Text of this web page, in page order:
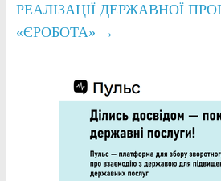
РЕАЛІЗАЦІЇ ДЕРЖАВНОЇ
«ЄРОБОТА» →